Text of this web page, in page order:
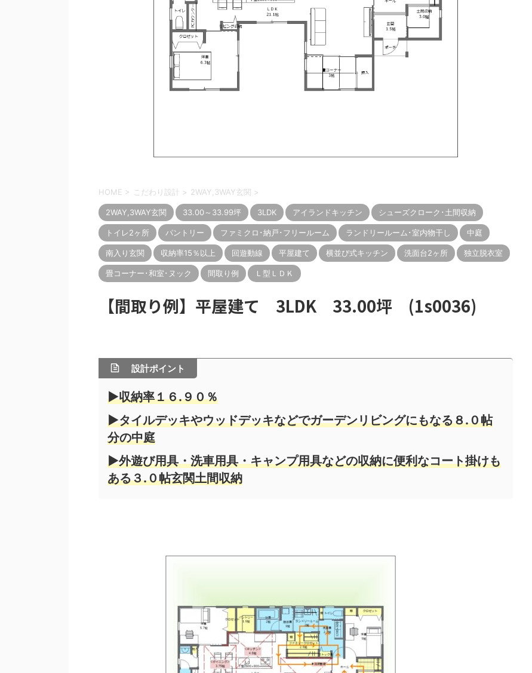
HOME > こだわり設計 > 2WAY,3WAY玄関 >
2WAY,3WAY玄関 33.00～33.99坪 3LDK アイランドキッチン シューズクローク･土間収納
トイレ2ヶ所 パントリー ファミクロ･納戸･フリールーム ランドリールーム･室内物干し 中庭
南入り玄関 収納率15％以上 回遊動線 平屋建て 横並び式キッチン 洗面台2ヶ所 独立脱衣室
畳コーナー･和室･ヌック 間取り例 Ｌ型ＬＤＫ
【間取り例】平屋建て 3LDK 33.00坪 (1s0036)
設計ポイント
▶収納率１６.９０％
▶タイルデッキやウッドデッキなどでガーデンリビングにもなる８.０帖
分の中庭
▶外遊び用具・洗車用具・キャンプ用具などの収納に便利なコート掛けも
ある３.０帖玄関土間収納